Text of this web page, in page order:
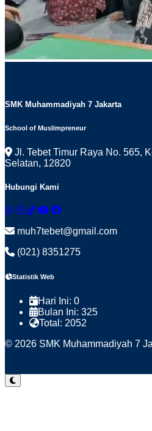
SMK Muhammadiyah 7 Jakarta
School of Muslimpreneur
Jl. Tebet Timur Raya No. 565,
Selatan, 12820
Hubungi Kami
muh7tebet@gmail.com
(021) 8351275
Statistik Web
Hari Ini: 0
Bulan Ini: 325
Total: 2052
© 2026 SMK Muhammadiyah 7